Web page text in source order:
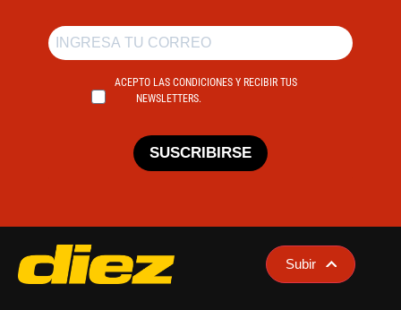
ACEPTO LAS CONDICIONES Y RECIBIR TUS
NEWSLETTERS.
SUSCRIBIRSE
Subir